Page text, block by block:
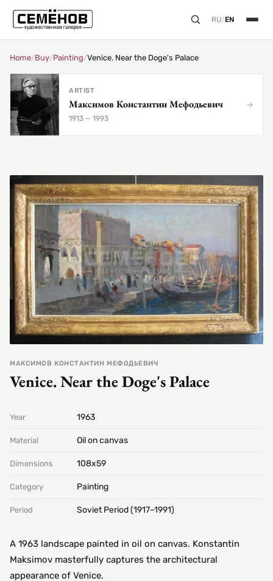
RU/EN
Home/Buy/Painting/Venice. Near the Doge's Palace
ARTIST
Максимов Константин Мефодьевич
1913 — 1993
МАКСИМОВ КОНСТАНТИН МЕФОДЬЕВИЧ
Venice. Near the Doge's Palace
Year 1963
Material Oil on canvas
Dimensions 108х59
Category Painting
Period Soviet Period (1917–1991)
A 1963 landscape painted in oil on canvas. Konstantin
Maksimov masterfully captures the architectural
appearance of Venice.